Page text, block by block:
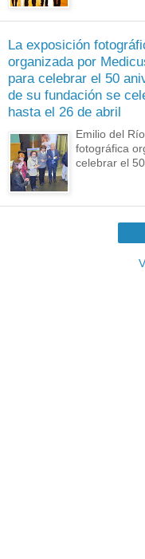
La exposición
organizada por
para celebrar el 50
de su fundación se
hasta el 26 de abril
Emilio del
fotográfica
celebrar el